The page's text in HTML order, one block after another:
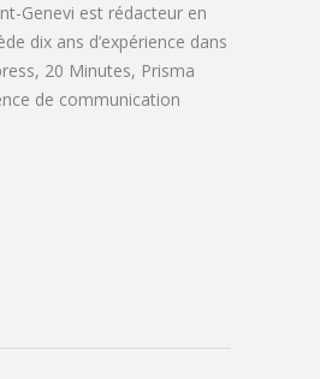
Genevi est rédacteur en
dix ans d’expérience dans
20 Minutes, Prisma
de communication